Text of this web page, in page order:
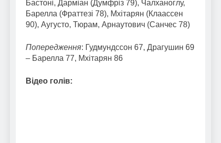
Бастоні, Дарміан (Думфріз 79), Чалханоглу,
Барелла (Фраттезі 78), Мхітарян (Клаассен
90), Аугусто, Тюрам, Арнаутович (Санчес 78)
Попередження: Гудмундссон 67, Драгушин 69
– Барелла 77, Мхітарян 86
Відео голів: